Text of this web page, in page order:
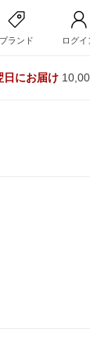
ブランド ログイ
日にお届け